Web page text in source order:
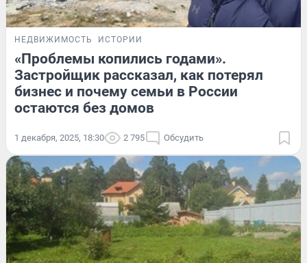
НЕДВИЖИМОСТЬ ИСТОРИИ
«Проблемы копились годами».
Застройщик рассказал, как потерял
бизнес и почему семьи в России
остаются без домов
1 декабря, 2025, 18:30 2 795 Обсудить